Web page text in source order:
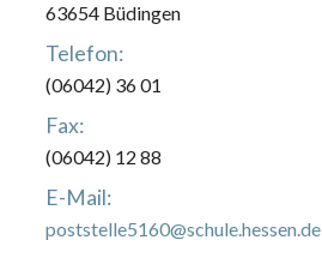
63654 Büdingen
Telefon:
(06042) 36 01
Fax:
(06042) 12 88
E-Mail:
poststelle5160@schule.hessen.de